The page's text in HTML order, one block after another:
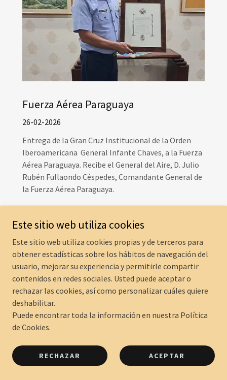
Fuerza Aérea Paraguaya
26-02-2026
Entrega de la Gran Cruz Institucional de la Orden
Iberoamericana General Infante Chaves, a la Fuerza
Aérea Paraguaya. Recibe el General del Aire, D. Julio
Rubén Fullaondo Céspedes, Comandante General de
la Fuerza Aérea Paraguaya.
Este sitio web utiliza cookies
Este sitio web utiliza cookies propias y de terceros para
obtener estadísticas sobre los hábitos de navegación del
usuario, mejorar su experiencia y permitirle compartir
contenidos en redes sociales. Usted puede aceptar o
rechazar las cookies, así como personalizar cuáles quiere
deshabilitar.
Puede encontrar toda la información en nuestra Política
de Cookies.
RECHAZAR ACEPTAR